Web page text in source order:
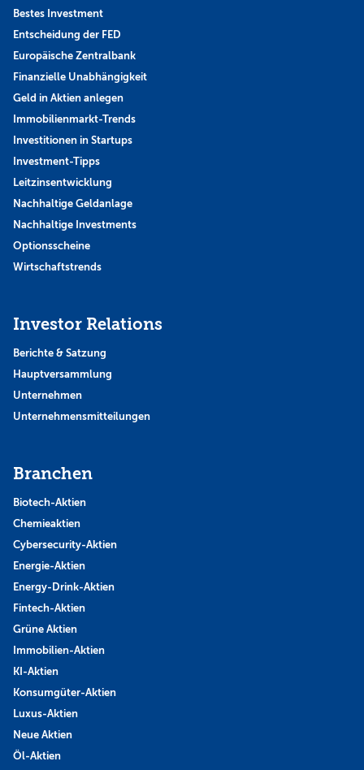
Bestes Investment
Entscheidung der FED
Europäische Zentralbank
Finanzielle Unabhängigkeit
Geld in Aktien anlegen
Immobilienmarkt-Trends
Investitionen in Startups
Investment-Tipps
Leitzinsentwicklung
Nachhaltige Geldanlage
Nachhaltige Investments
Optionsscheine
Wirtschaftstrends
Investor Relations
Berichte & Satzung
Hauptversammlung
Unternehmen
Unternehmensmitteilungen
Branchen
Biotech-Aktien
Chemieaktien
Cybersecurity-Aktien
Energie-Aktien
Energy-Drink-Aktien
Fintech-Aktien
Grüne Aktien
Immobilien-Aktien
KI-Aktien
Konsumgüter-Aktien
Luxus-Aktien
Neue Aktien
Öl-Aktien